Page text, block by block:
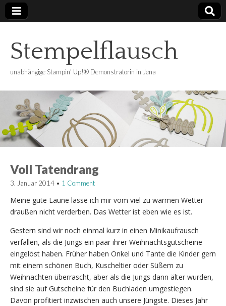
Stempelflausch
unabhängige Stampin' Up!® Demonstratorin in Jena
Voll Tatendrang
3. Januar 2014 • 1 Comment
Meine gute Laune lasse ich mir vom viel zu warmen Wetter
draußen nicht verderben. Das Wetter ist eben wie es ist.
Gestern sind wir noch einmal kurz in einen Minikaufrausch
verfallen, als die Jungs ein paar ihrer Weihnachtsgutscheine
eingelöst haben. Früher haben Onkel und Tante die Kinder gern
mit einem schönen Buch, Kuscheltier oder Süßem zu
Weihnachten überrascht, aber als die Jungs dann älter wurden,
sind sie auf Gutscheine für den Buchladen umgestiegen.
Davon profitiert inzwischen auch unsere Jüngste. Dieses Jahr